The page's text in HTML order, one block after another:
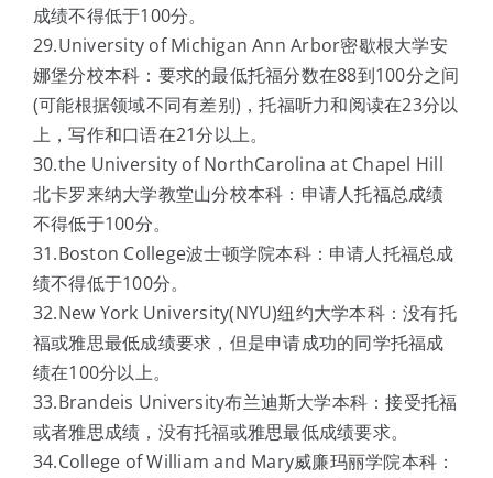
成绩不得低于100分。
29.University of Michigan Ann Arbor密歇根大学安
娜堡分校本科：要求的最低托福分数在88到100分之间
(可能根据领域不同有差别)，托福听力和阅读在23分以
上，写作和口语在21分以上。
30.the University of NorthCarolina at Chapel Hill
北卡罗来纳大学教堂山分校本科：申请人托福总成绩
不得低于100分。
31.Boston College波士顿学院本科：申请人托福总成
绩不得低于100分。
32.New York University(NYU)纽约大学本科：没有托
福或雅思最低成绩要求，但是申请成功的同学托福成
绩在100分以上。
33.Brandeis University布兰迪斯大学本科：接受托福
或者雅思成绩，没有托福或雅思最低成绩要求。
34.College of William and Mary威廉玛丽学院本科：